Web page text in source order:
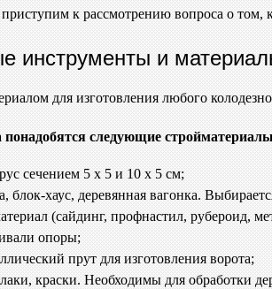
к рассмотрению вопроса о том,
инструменты и
для изготовления любого
понадобятся следующие
сечением 5 х 5 и 10 х 5 см;
блок-хаус, деревянная вагонка.
(сайдинг, профнастил, рубероид,
опоры;
прут для изготовления ворота;
краски. Необходимы для обработки